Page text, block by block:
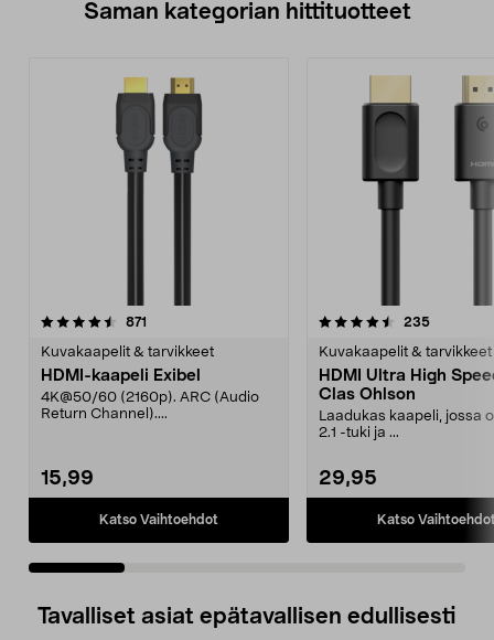
Saman kategorian hittituotteet
871
Kuvakaapelit & tarvikkeet
HDMI-kaapeli Exibel
4K@50/60 (2160p). ARC (Audio
Return Channel)....
15,99
Katso Vaihtoehdot
4.5 viidestä
235arvostelut
Kuvakaapelit & tarvikkeet
HDMI Ultra High
Clas Ohlson
Laadukas kaapeli, jossa
2.1 -tuki ja ...
29,95
Katso
4.0 viidestä
Tavalliset asiat epätavallisen edullisesti